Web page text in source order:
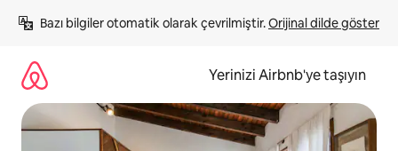
atla
Bazı bilgiler otomatik olarak çevrilmiştir. Orijinal dilde göster
Yerinizi Airbnb'ye taşıyın